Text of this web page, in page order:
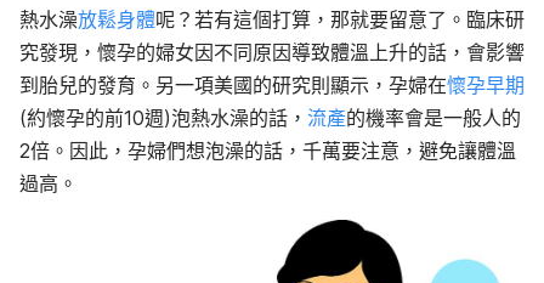
熱水澡放鬆身體呢？若有這個打算，那就要留意了。臨床研
究發現，懷孕的婦女因不同原因導致體溫上升的話，會影響
到胎兒的發育。另一項美國的研究則顯示，孕婦在懷孕早期
(約懷孕的前10週)泡熱水澡的話， 流產的機率會是一般人的
2倍。因此，孕婦們想泡澡的話，千萬要注意，避免讓體溫
過高。